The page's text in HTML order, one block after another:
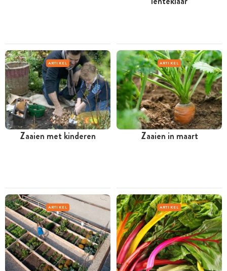
ARTIKEL
Zaaien met kinderen
ARTIKEL
Zaaien in maart
ARTIKEL ARTIKEL